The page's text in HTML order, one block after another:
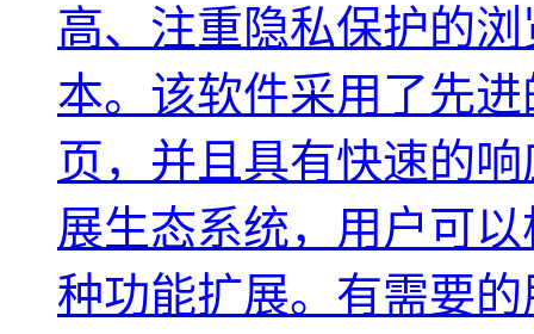
高、注重隐私保护的
本。该软件采用了先
页，并且具有快速的
展生态系统，用户可
种功能扩展。有需要的